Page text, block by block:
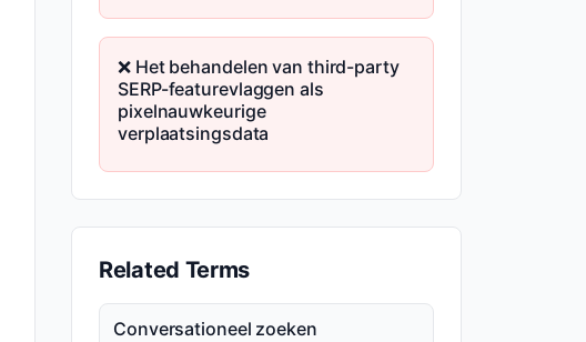
❌ Het behandelen van third-party
SERP-featurevlaggen als
pixelnauwkeurige
verplaatsingsdata
Related Terms
Conversationeel zoeken